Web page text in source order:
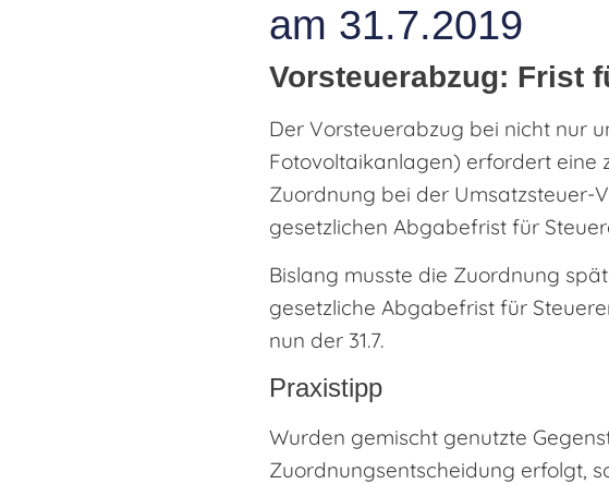
am 31.7.2019
Vorsteuerabzug: Frist
Der Vorsteuerabzug bei nicht nur
Fotovoltaikanlagen) erfordert eine
Zuordnung bei der Umsatzsteuer-
gesetzlichen Abgabefrist für
Bislang musste die Zuordnung
gesetzliche Abgabefrist für
nun der 31.7.
Praxistipp
Wurden gemischt genutzte
Zuordnungsentscheidung erfolgt,